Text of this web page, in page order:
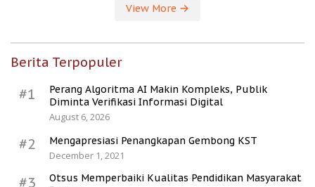
View More
Berita Terpopuler
#1
Perang Algoritma AI Makin Kompleks, Publik
Diminta Verifikasi Informasi Digital
August 6, 2026
#2
Mengapresiasi Penangkapan Gembong KST
December 1, 2021
#3
Otsus Memperbaiki Kualitas Pendidikan Masyarakat